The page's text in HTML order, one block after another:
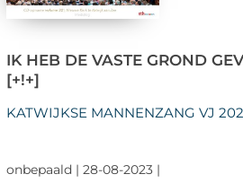
IK HEB DE VASTE GROND
[+!+]
KATWIJKSE MANNENZANG VJ
onbepaald | 28-08-2023 |